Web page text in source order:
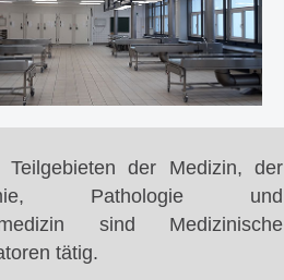
der Medizin, der
Pathologie und
sind Medizinische
tätig.